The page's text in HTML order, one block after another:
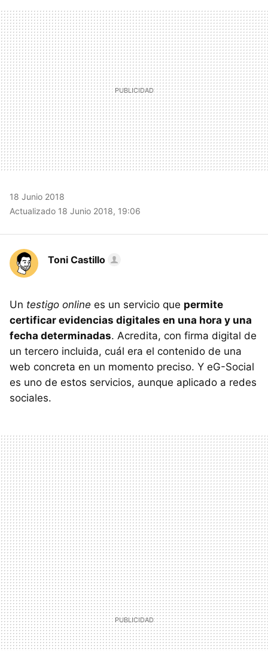
MAIL
18 Junio 2018
Actualizado 18 Junio 2018, 19:06
Toni Castillo
Un testigo online es un servicio que permite
certificar evidencias digitales en una hora y una
fecha determinadas. Acredita, con firma digital de
un tercero incluida, cuál era el contenido de una
web concreta en un momento preciso. Y eG-Social
es uno de estos servicios, aunque aplicado a redes
sociales.